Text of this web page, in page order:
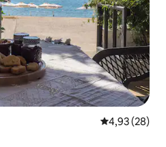
Xếp hạng
4,93 (28)